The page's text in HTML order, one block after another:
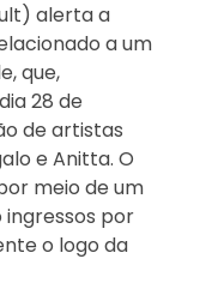
alerta a
a um
que,
28 de
de artistas
e Anitta. O
meio de um
ingressos por
o logo da